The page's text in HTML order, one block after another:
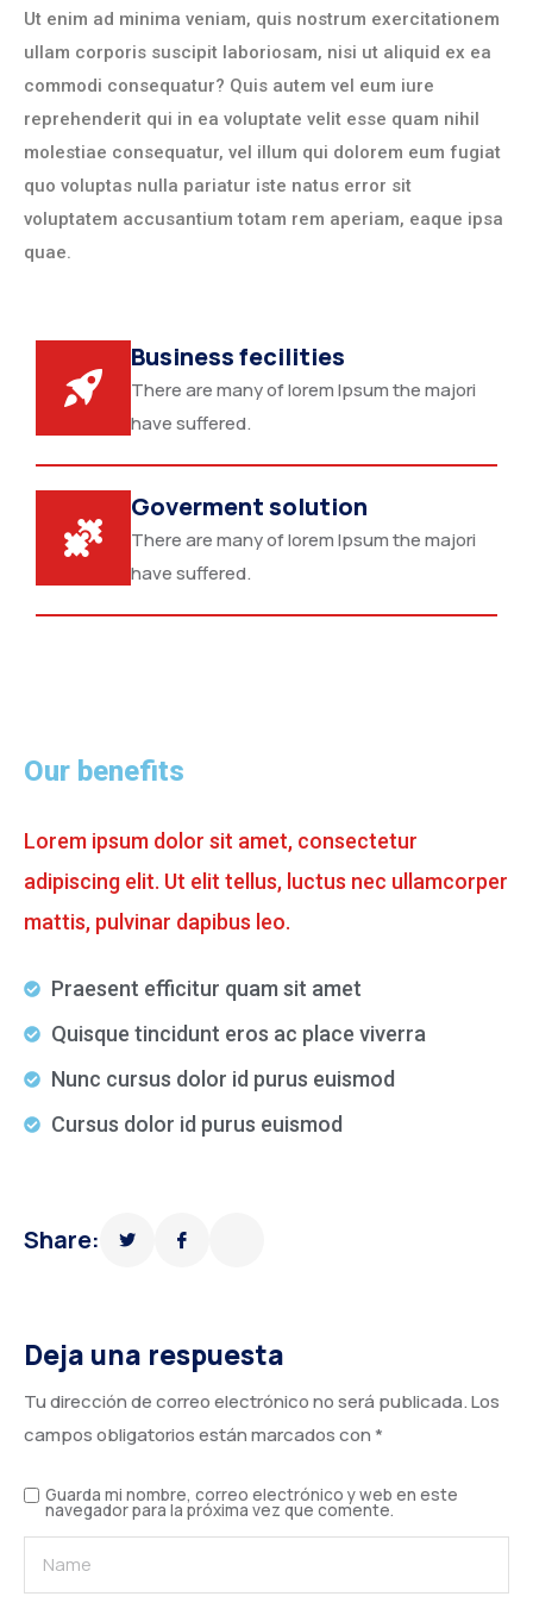
Ut enim ad minima veniam, quis nostrum exercitationem
ullam corporis suscipit laboriosam, nisi ut aliquid ex ea
commodi consequatur? Quis autem vel eum iure
reprehenderit qui in ea voluptate velit esse quam nihil
molestiae consequatur, vel illum qui dolorem eum fugiat
quo voluptas nulla pariatur iste natus error sit
voluptatem accusantium totam rem aperiam, eaque ipsa
quae.
Business fecilities
There are many of lorem Ipsum the majori
have suffered.
Goverment solution
There are many of lorem Ipsum the majori
have suffered.
Our benefits
Lorem ipsum dolor sit amet, consectetur
adipiscing elit. Ut elit tellus, luctus nec ullamcorper
mattis, pulvinar dapibus leo.
Praesent efficitur quam sit amet
Quisque tincidunt eros ac place viverra
Nunc cursus dolor id purus euismod
Cursus dolor id purus euismod
Share:
Deja una respuesta
Tu dirección de correo electrónico no será publicada.Los
campos obligatorios están marcados con *
Guarda mi nombre, correo electrónico y web en este
navegador para la próxima vez que comente.